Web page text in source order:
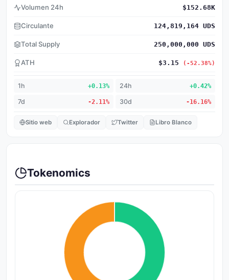
Volumen 24h $152.68K
Circulante 124,819,164 UDS
Total Supply 250,000,000 UDS
ATH $3.15 (-52.38%)
1h +0.13% 24h +0.42%
7d -2.11% 30d -16.16%
Sitio web Explorador Twitter Libro Blanco
Tokenomics